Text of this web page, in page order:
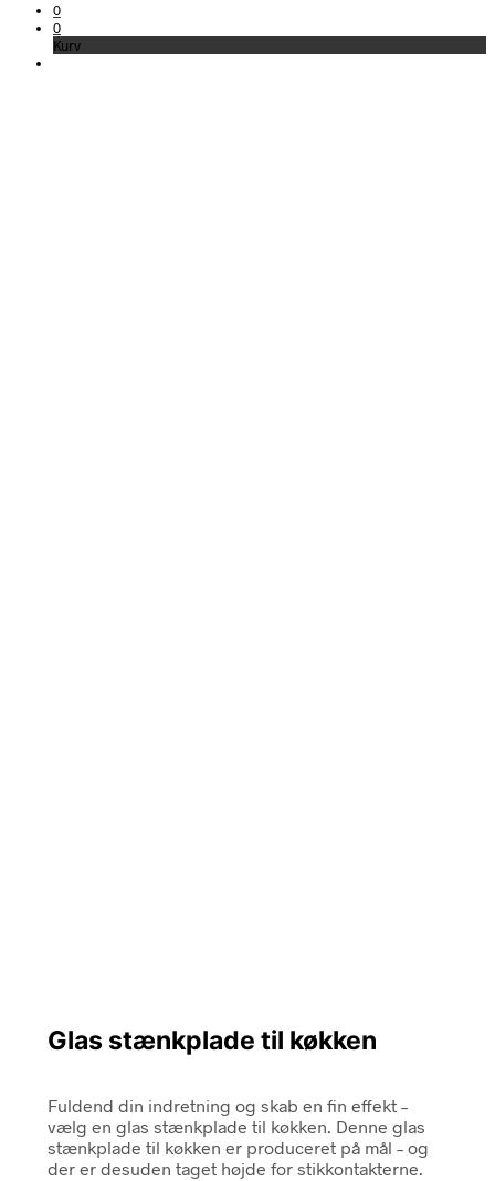
0
0
Kurv
Glas stænkplade til køkken
Fuldend din indretning og skab en fin effekt –
vælg en glas stænkplade til køkken. Denne glas
stænkplade til køkken er produceret på mål – og
der er desuden taget højde for stikkontakterne.